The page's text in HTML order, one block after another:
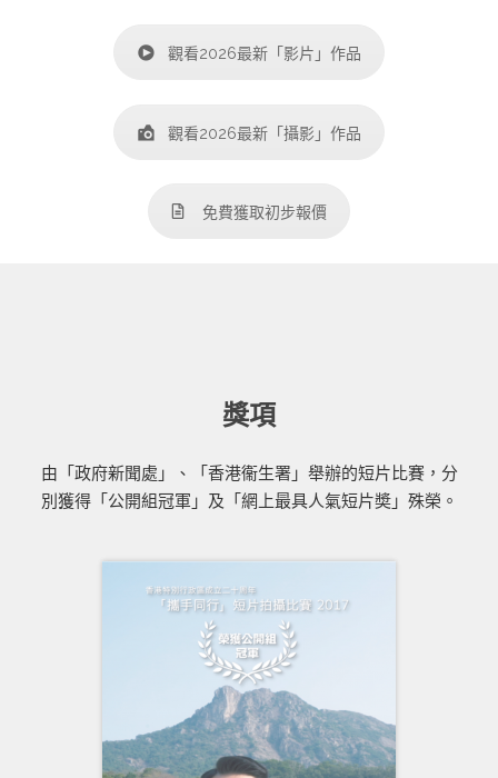
觀看2026最新「影片」作品
觀看2026最新「攝影」作品
免費獲取初步報價
獎項
由「政府新聞處」、「香港衞生署」舉辦的短片比賽，分
別獲得「公開組冠軍」及「網上最具人氣短片奬」殊榮。